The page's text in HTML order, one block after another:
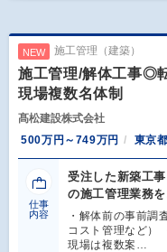
NEW 施工管理（建築）
施工管理/解体工事◎
現場複数名体制
髙松建設株式会社
500万円～749万円
東京都
仕事
内容
受注した新築工
の施工管理業務
・解体前の事前調
コスト管理など
現場は複数案…